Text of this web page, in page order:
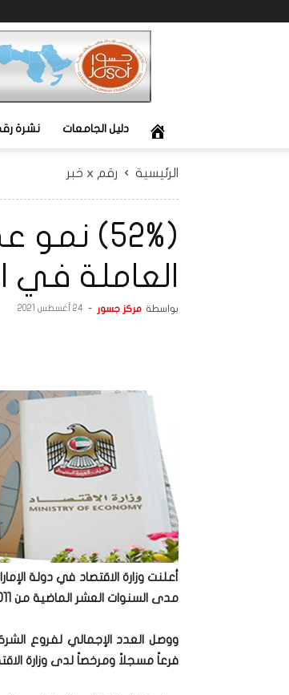
دليل الجامعات نشرة
الرئيسية رقم x خبر
(52%)
العاملة في
بواسطة مركز جسور - 24 أغسطس 2021
أعلنت وزارة الاقتصاد في دولة
مدى السنوات العشر الماضية من 2011 حتى 2020 نمواً بنسبة 52%.
فرعاً مسجلاً ومرخصاً لدى وزارة الاقتصاد